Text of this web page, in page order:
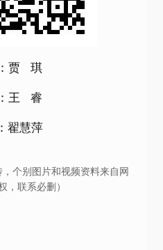
贾 琪
王 睿
翟慧萍
，个别图片和视频资料来自网
，联系必删）